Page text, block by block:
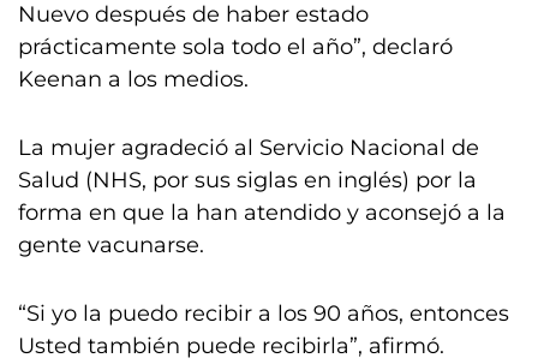
Nuevo después de haber estado
prácticamente sola todo el año”, declaró
Keenan a los medios.
La mujer agradeció al Servicio Nacional de
Salud (NHS, por sus siglas en inglés) por la
forma en que la han atendido y aconsejó a la
gente vacunarse.
“Si yo la puedo recibir a los 90 años, entonces
Usted también puede recibirla”, afirmó.